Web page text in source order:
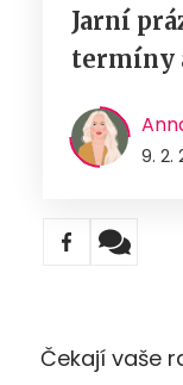
Jarní
termíny
9. 2.
Čekají vaše